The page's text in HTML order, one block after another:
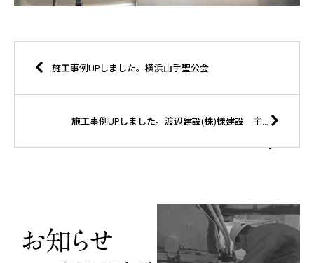
施工事例UPしました。横浜山手聖公会
施工事例UPしました。渡辺建設(株)様建設 宇都宮市 R社様